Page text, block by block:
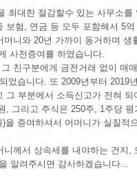
최대한 절감할수 있는 사무소를
험, 연금 등 모두 포함해서 5
니와 20년 가까이 동거하며
사전증여를 하였습니다.
친구분에게 금전거래 없이 매
습니다. 또 2009년부터 2019
부분에서 소득신고가 전혀
그리고 주식은 250주, 1주당
증여하셔서 어머니가 실질적
께서 상속세를 내야하는 건지
알려주시면 감사하겠습니다...